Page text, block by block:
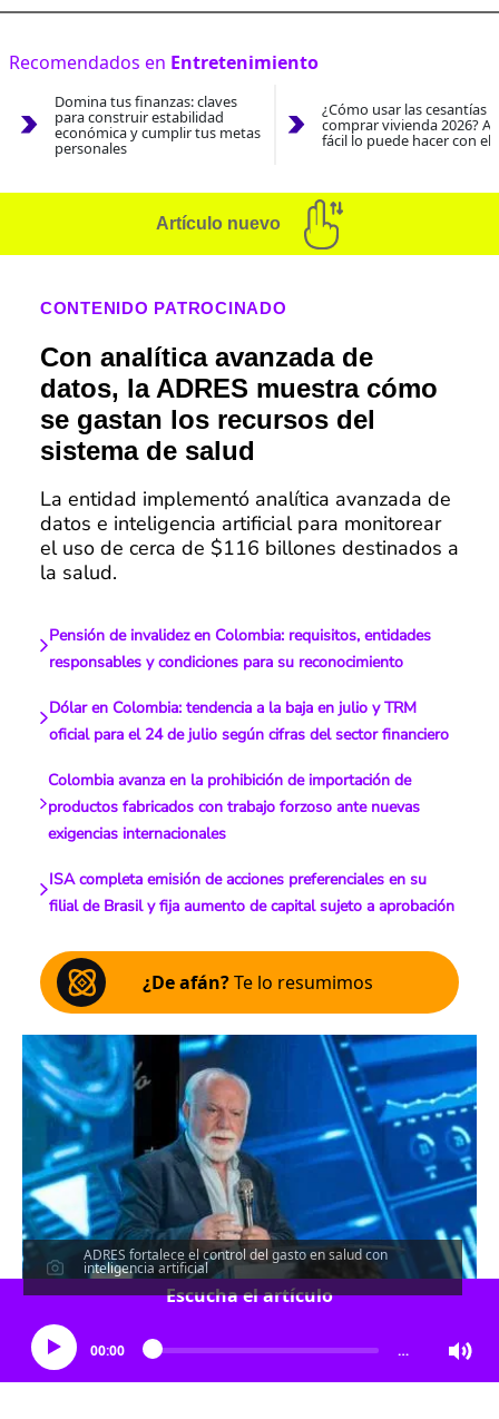
Recomendados en Entretenimiento
Domina tus finanzas: claves
para construir estabilidad
económica y cumplir tus metas
personales
¿Cómo usar las cesantías
comprar vivienda 2026?
fácil lo puede hacer con el
Artículo nuevo
CONTENIDO PATROCINADO
Con analítica avanzada de
datos, la ADRES muestra cómo
se gastan los recursos del
sistema de salud
La entidad implementó analítica avanzada de
datos e inteligencia artificial para monitorear
el uso de cerca de $116 billones destinados a
la salud.
Pensión de invalidez en Colombia: requisitos, entidades
responsables y condiciones para su reconocimiento
Dólar en Colombia: tendencia a la baja en julio y TRM
oficial para el 24 de julio según cifras del sector financiero
Colombia avanza en la prohibición de importación de
productos fabricados con trabajo forzoso ante nuevas
exigencias internacionales
ISA completa emisión de acciones preferenciales en su
filial de Brasil y fija aumento de capital sujeto a aprobación
¿De afán?Te lo resumimos
ADRES fortalece el control del gasto en salud con
inteligencia artificial
Escucha el artículo
00:00 …